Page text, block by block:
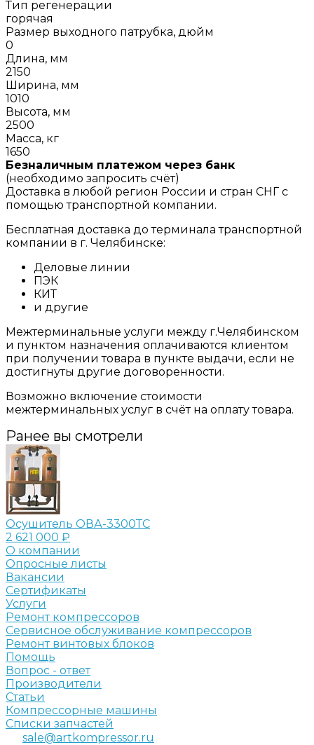
Тип регенерации
горячая
Размер выходного патрубка, дюйм
0
Длина, мм
2150
Ширина, мм
1010
Высота, мм
2500
Масса, кг
1650
Безналичным платежом через банк
(необходимо запросить счёт)
Доставка в любой регион России и стран СНГ с
помощью транспортной компании.
Бесплатная доставка до терминала транспортной
компании в г. Челябинске:
Деловые линии
ПЭК
КИТ
и другие
Межтерминальные услуги между г.Челябинском
и пунктом назначения оплачиваются клиентом
при получении товара в пункте выдачи, если не
достигнуты другие договоренности.
Возможно включение стоимости
межтерминальных услуг в счёт на оплату товара.
Ранее вы смотрели
Осушитель ОВА-3300ТС
2 621 000 ₽
О компании
Опросные листы
Вакансии
Сертификаты
Услуги
Ремонт компрессоров
Сервисное обслуживание компрессоров
Ремонт винтовых блоков
Помощь
Вопрос - ответ
Производители
Статьи
Компрессорные машины
Списки запчастей
sale@artkompressor.ru